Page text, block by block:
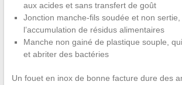
aux acides et sans transfert de goût
Jonction manche-fils soudée et non
l’accumulation de résidus alimentaires
Manche non gainé de plastique souple,
et abriter des bactéries
Un fouet en inox de bonne facture dure des